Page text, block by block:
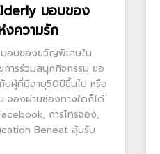
มอบของ
งความรัก
อบของขวัญพิเศษใน
ารร่วมสนุกกิจกรรม ขอ
บผู้ที่มีอายุ50ปีขึ้นไป หรือ
จองผ่านช่องทางใดก็ได้
การโทรจอง,
Beneat ลุ้นรับ